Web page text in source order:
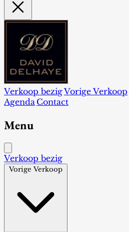
Verkoop bezigVorige Verkoop
Agenda Contact
Menu
Verkoop bezig
Vorige Verkoop